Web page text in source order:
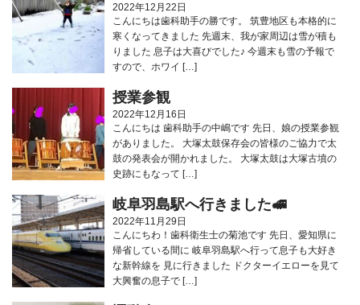
2022年12月22日
こんにちは歯科助手の勝です。 筑豊地区も本格的に
寒くなってきました 先週末、我が家周辺は雪が積も
りました 息子は大喜びでした♪ 今週末も雪の予報で
すので、ホワイ […]
授業参観
2022年12月16日
こんにちは 歯科助手の中嶋です 先日、娘の授業参観
がありました。 大塚太鼓保存会の皆様のご協力で太
鼓の発表会が開かれました。 大塚太鼓は大塚古墳の
史跡にもなって […]
岐阜羽島駅へ行きました🚅
2022年11月29日
こんにちわ！歯科衛生士の菊池です 先日、愛知県に
帰省している間に 岐阜羽島駅へ行って息子も大好き
な新幹線を 見に行きました ドクターイエローを見て
大興奮の息子で […]